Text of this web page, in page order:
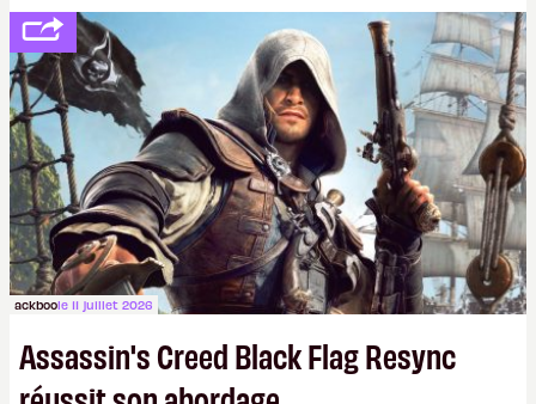
votre famille et aux inconnus que vous croisez
dans la rue. Bon été à tous ! –ER.
ackboole 11 juillet 2026
Assassin's Creed Black Flag Resync